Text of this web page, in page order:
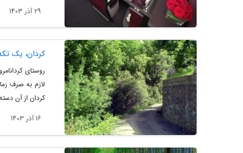
29 آذر 1403
کردان، یک
روستای
لازم به صرف
کردان از آن
16 آذر 1403